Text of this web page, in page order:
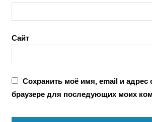
Сайт
Сохранить моё имя, email и адрес
браузере для последующих моих